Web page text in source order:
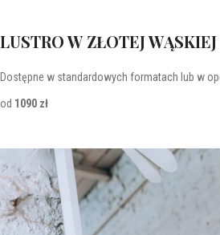
LUSTRO W ZŁOTEJ
Dostępne w standardowych formatach lub w
od 1090 zł